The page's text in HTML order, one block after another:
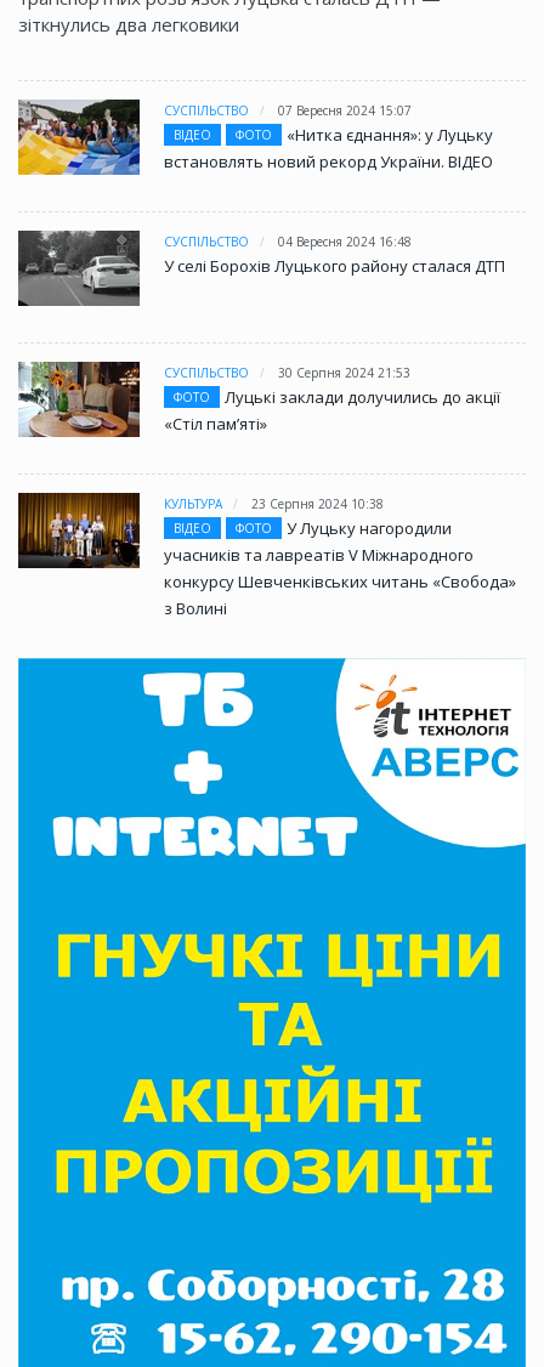
зіткнулись два легковики
СУСПІЛЬСТВО
07 Вересня 2024 15:07
ВІДЕО
ФОТО
«Нитка єднання»: у Луцьку
встановлять новий рекорд України. ВІДЕО
СУСПІЛЬСТВО 04 Вересня 2024 16:48
У селі Борохів Луцького району сталася ДТП
СУСПІЛЬСТВО
30 Серпня 2024 21:53
ФОТО
Луцькі заклади долучились до акції
«Стіл памʼяті»
КУЛЬТУРА
23 Серпня 2024 10:38
ВІДЕО
ФОТО
У Луцьку нагородили
учасників та лавреатів V Міжнародного
конкурсу Шевченківських читань «Свобода»
з Волині